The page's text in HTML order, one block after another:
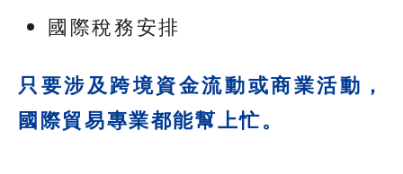
國際稅務安排
只要涉及跨境資金流動或商業活動，
國際貿易專業都能幫上忙。